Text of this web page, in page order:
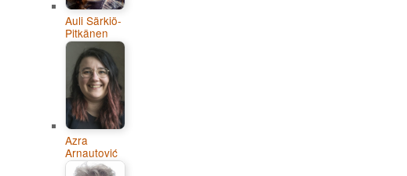
Auli Särkiö-
Pitkänen
Azra
Arnautović